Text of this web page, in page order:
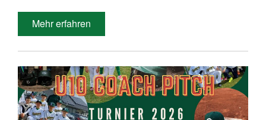
Mehr erfahren